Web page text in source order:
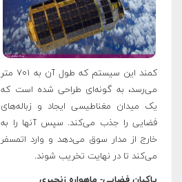
کمند این سیستم که طول آن به ۷۰۱ متر
می‌رسد، به گونه‌ای طراحی شده است که
یک میدان مغناطیسی ایجاد و زباله‌های
فضایی را جذب می‌کند. سپس آنها را به
خارج از مدار سوق می‌دهد و وارد اتمسفر
می‌کند تا در نهایت تخریب شوند.